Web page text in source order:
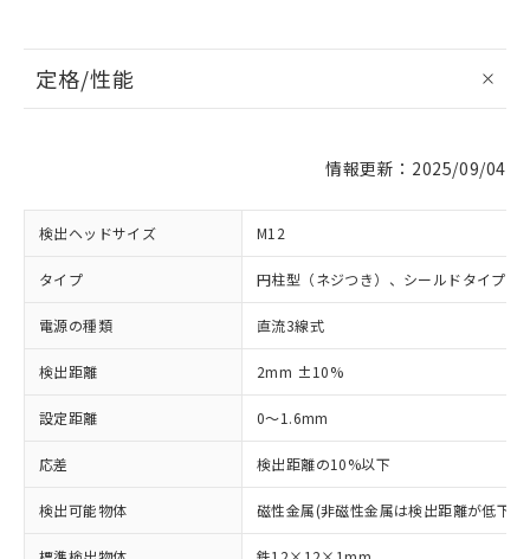
定格/性能
情報更新：2025/09/04
検出ヘッドサイズ M12
タイプ 円柱型（ネジつき）、シールドタイプ
電源の種類 直流3線式
検出距離 2mm ±10%
設定距離 0～1.6mm
応差 検出距離の10%以下
検出可能物体 磁性金属(非磁性金属は検出距離が低下し